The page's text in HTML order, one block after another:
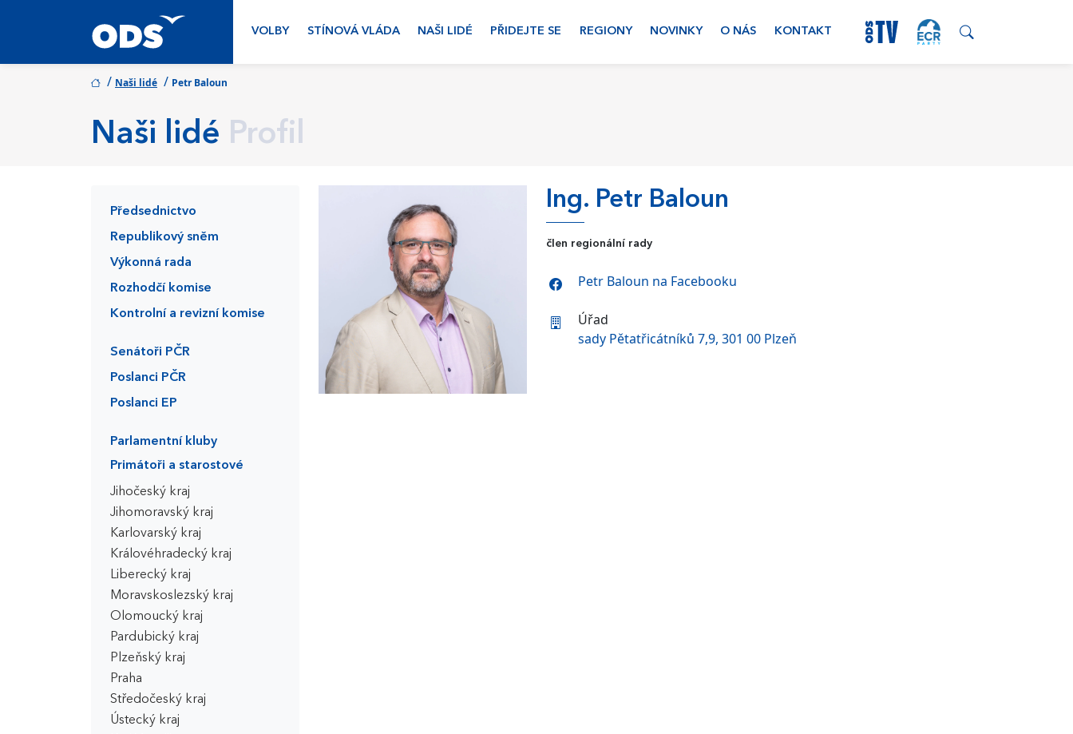
VOLBY STÍNOVÁ VLÁDA NAŠI LIDÉ PŘIDEJTE SE REGIONY NOVINKY O NÁS KONTAKT
/ Naši lidé / Petr Baloun
Naši lidé Profil
Předsednictvo
Republikový sněm
Výkonná rada
Rozhodčí komise
Kontrolní a revizní komise
Senátoři PČR
Poslanci PČR
Poslanci EP
Parlamentní kluby
Primátoři a starostové
Jihočeský kraj
Jihomoravský kraj
Karlovarský kraj
Královéhradecký kraj
Liberecký kraj
Moravskoslezský kraj
Olomoucký kraj
Pardubický kraj
Plzeňský kraj
Praha
Středočeský kraj
Ústecký kraj
Ing. Petr Baloun
člen regionální rady
Petr Baloun na Facebooku
Úřad
sady Pětatřicátníků 7,9, 301 00 Plzeň